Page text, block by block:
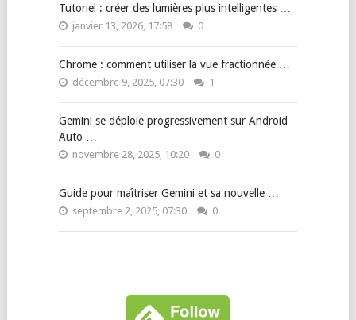
Tutoriel : créer des lumières plus intelligentes …
janvier 13, 2026, 17:58 0
Chrome : comment utiliser la vue fractionnée …
décembre 9, 2025, 07:30 1
Gemini se déploie progressivement sur Android
Auto …
novembre 28, 2025, 10:20 0
Guide pour maîtriser Gemini et sa nouvelle …
septembre 2, 2025, 07:30 0